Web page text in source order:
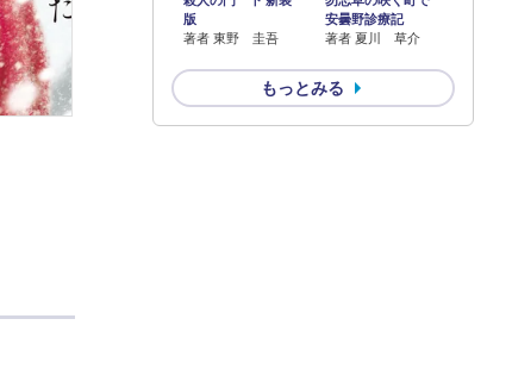
版
著者 東野 圭吾
安曇野診療記
著者 夏川 草介
もっとみる